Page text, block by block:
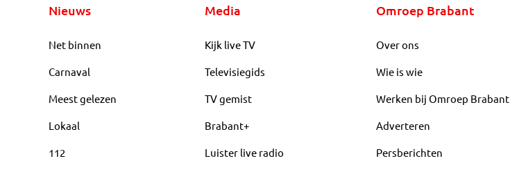
Nieuws
Net binnen
Carnaval
Meest gelezen
Lokaal
112
Media
Kijk live TV
Televisiegids
TV gemist
Brabant+
Luister live radio
Omroep Brabant
Over ons
Wie is wie
Werken bij Omroep Brabant
Adverteren
Persberichten